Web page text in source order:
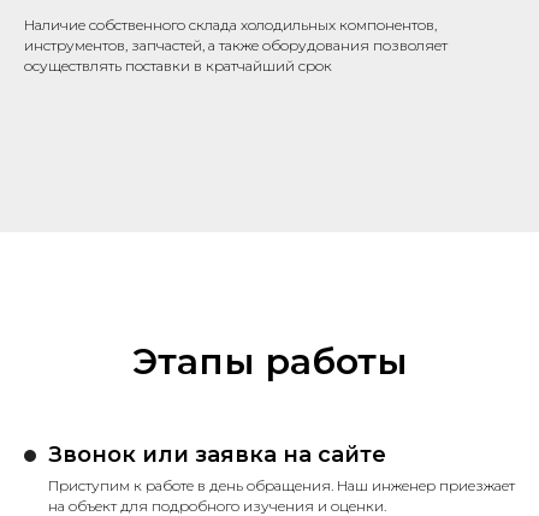
Наличие собственного склада холодильных компонентов,
инструментов, запчастей, а также оборудования позволяет
осуществлять поставки в кратчайший срок
Этапы работы
Звонок или заявка на сайте
Приступим к работе в день обращения. Наш инженер приезжает
на объект для подробного изучения и оценки.